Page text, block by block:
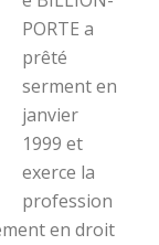
PORTE a
prêté
serment en
janvier
1999 et
exerce la
profession
en droit